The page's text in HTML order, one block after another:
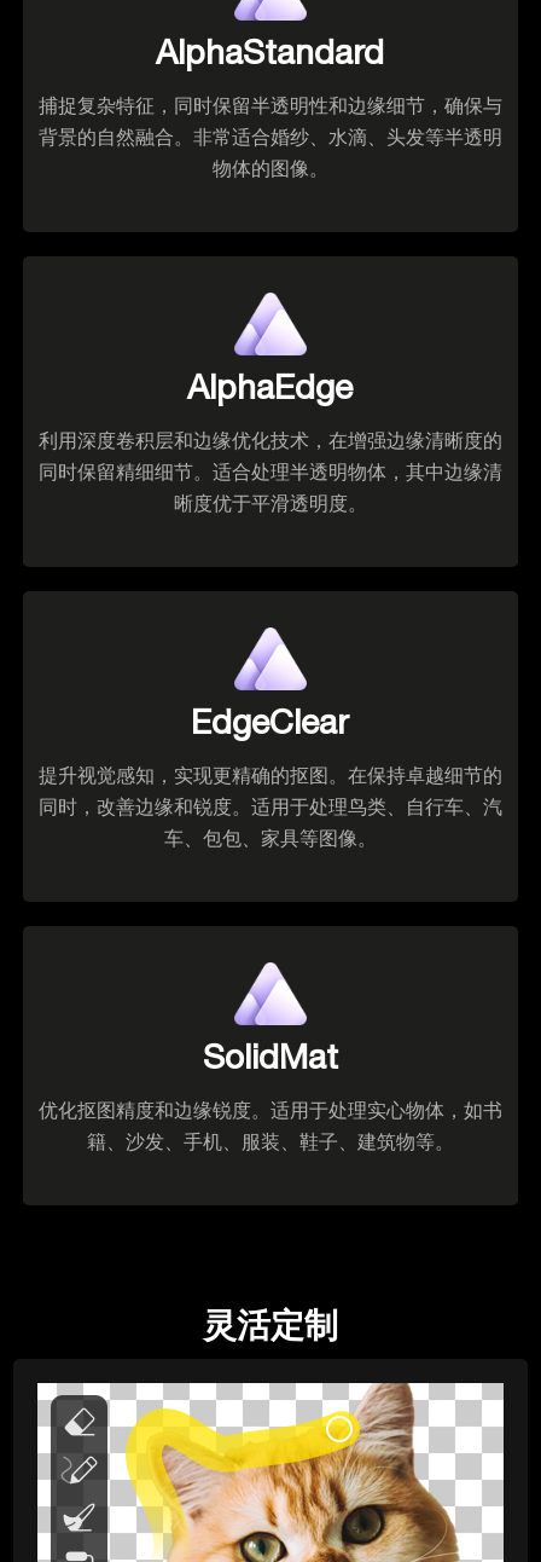
AlphaStandard
捕捉复杂特征，同时保留半透明性和边缘细节，确保与
背景的自然融合。非常适合婚纱、水滴、头发等半透明
物体的图像。
AlphaEdge
利用深度卷积层和边缘优化技术，在增强边缘清晰度的
同时保留精细细节。适合处理半透明物体，其中边缘清
晰度优于平滑透明度。
EdgeClear
提升视觉感知，实现更精确的抠图。在保持卓越细节的
同时，改善边缘和锐度。适用于处理鸟类、自行车、汽
车、包包、家具等图像。
SolidMat
优化抠图精度和边缘锐度。适用于处理实心物体，如书
籍、沙发、手机、服装、鞋子、建筑物等。
灵活定制